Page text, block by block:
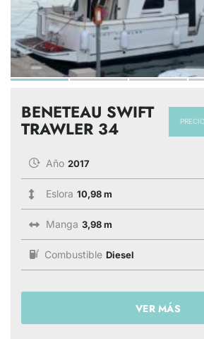
BENETEAU SWIFT
TRAWLER 34
Año 2017
Eslora 10,98 m
Manga 3,98 m
Combustible Diesel
VER MÁS